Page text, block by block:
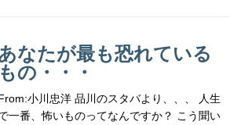
なたが最も恐れている
もの・・・
小川忠洋 品川のスタバより、、、 人生
一番、怖いものってなんですか？ こう聞い